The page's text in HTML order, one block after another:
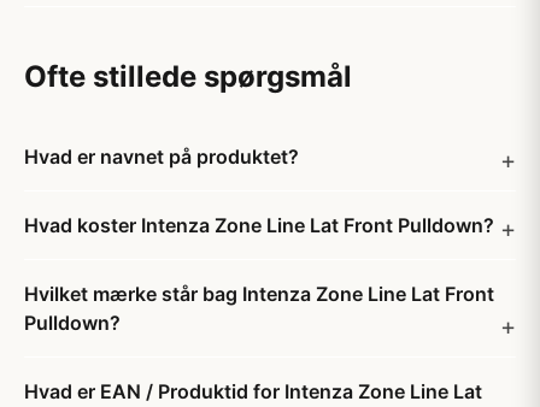
Ofte stillede spørgsmål
Hvad er navnet på produktet?
Hvad koster Intenza Zone Line Lat Front Pulldown?
Hvilket mærke står bag Intenza Zone Line Lat Front
Pulldown?
Hvad er EAN / Produktid for Intenza Zone Line Lat